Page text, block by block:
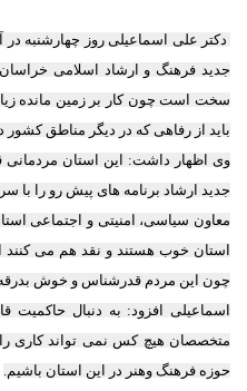
دکتر علی اسماعیلی روز چهارشنبه در
جدید فرهنگ و ارشاد اسلامی
سخت است چون کار بر زمین مانده
باید از رفاهی که در دیگر مناطق کشور
وی اظهار داشت: این استان مردمانی
جدید ارشاد برنامه های پیش رو را با
معاون سیاسی، امنیتی و اجتماعی
استان خوب هستند و نقد هم می کنند
چون این مردم قدرشناس و خوش بدرقه
اسماعیلی افزود: به دنبال حاکمیت
متخصصان هیچ کس نمی تواند کاری را
حوزه فرهنگ وهنر در این استان باشیم.